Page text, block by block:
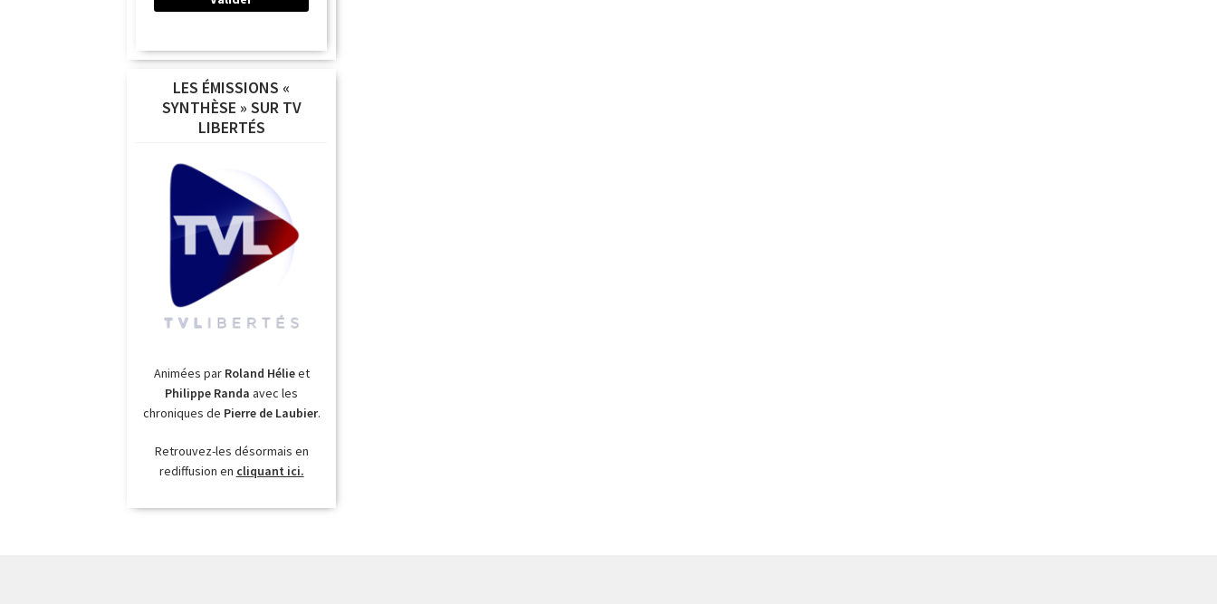
LES ÉMISSIONS «
SYNTHÈSE » SUR TV
LIBERTÉS
Animées par Roland Hélieet
Philippe Randa avec les
chroniques de Pierre de Laubier.
Retrouvez-les désormais en
rediffusion en cliquant ici.